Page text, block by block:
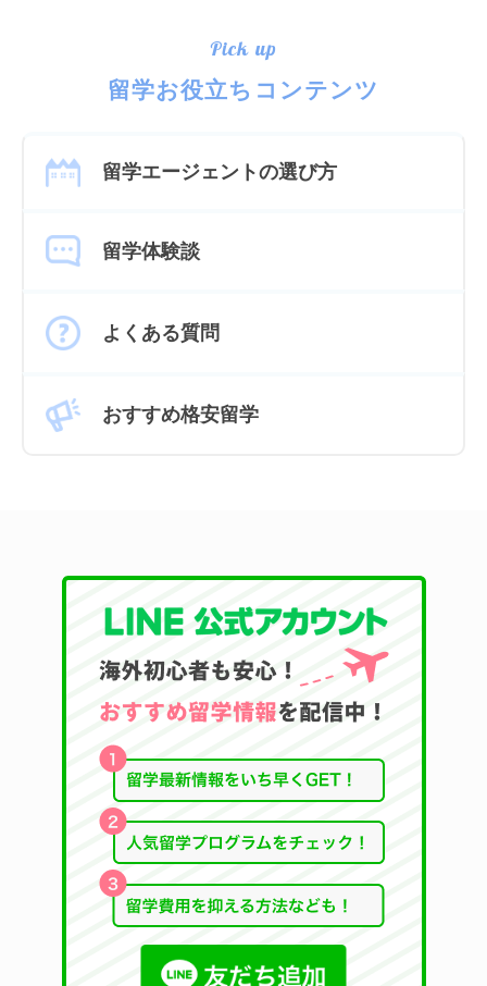
Pick up
留学お役立ちコンテンツ
留学エージェントの選び方
留学体験談
よくある質問
おすすめ格安留学